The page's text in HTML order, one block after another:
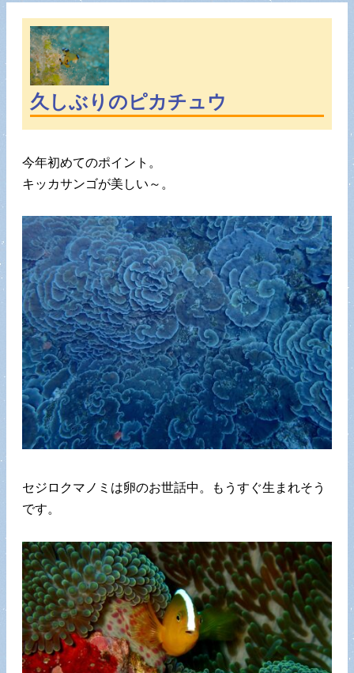
久しぶりのピカチュウ
今年初めてのポイント。
キッカサンゴが美しい～。
セジロクマノミは卵のお世話中。もうすぐ生まれそう
です。